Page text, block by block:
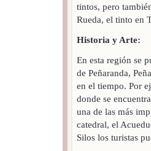
tintos, pero
Rueda, el tinto en
Historia y Arte:
En esta región se
de Peñaranda,
en el tiempo. Por
donde se
una de las más
catedral, el
Silos los turistas